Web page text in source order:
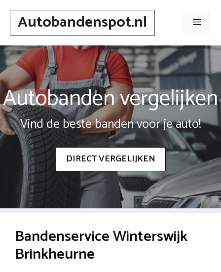
Spring
inhoudAutobandenspot.nl Menu
Autobanden vergelijken
Vind de beste banden voor je auto!
DIRECT VERGELIJKEN
Bandenservice Winterswijk
Brinkheurne